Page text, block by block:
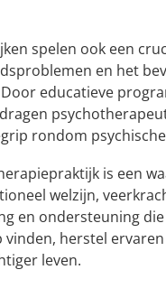
spelen ook een
en het
educatieve
rondom
is een
welzijn,
en ondersteuning
herstel
leven.